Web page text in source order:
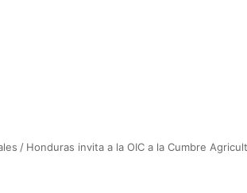
/ Honduras invita a la OIC a la Cumbre